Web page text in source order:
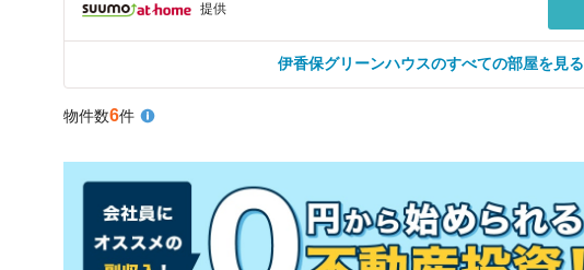
提供
伊香保グリーンハウスのすべての部屋を見る
物件数6件